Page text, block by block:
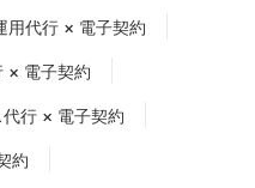
用代行 × 電子契約
× 電子契約
行 × 電子契約
約